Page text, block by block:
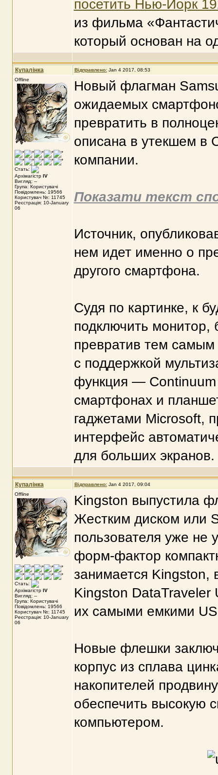
посетить Нью-Йорк
из фильма
который основан на
Купалінка Відправлено: Jan 4 2017, 08:53
Offline
Стать:
Архімагістр IV
Вигляд: --
Група: Користувачі
Повідомлень: 19566
Користувач №: 11745
Реєстрація: 10-January
06
Новый флагман
ожидаемых
превратить в
описана в утекшем в
компании.
Показати текст
Источник,
нем идет именно о
другого смартфона.
Судя по картинке, к
подключить
превратив тем
с поддержкой
функция —
смартфонах и
гаджетами Microsoft,
интерфейс
для больших экранов.
Купалінка Відправлено: Jan 4 2017, 09:04
Offline
Стать:
Архімагістр IV
Вигляд: --
Група: Користувачі
Повідомлень: 19566
Користувач №: 11745
Реєстрація: 10-January
06
Kingston выпустила
Жестким диском или
пользователя уже не
форм-фактор
занимается
Kingston DataTraveler
их самыми емкими
Новые флешки
корпус из сплава
накопителей
обеспечить высокую
компьютером.